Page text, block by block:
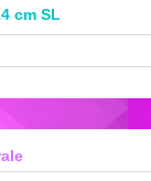
cm SL